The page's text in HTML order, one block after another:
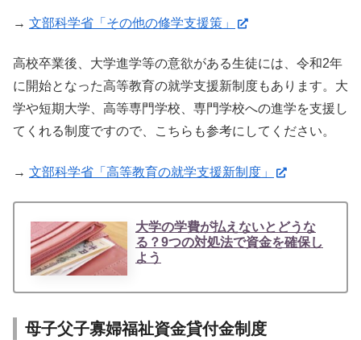
→ 文部科学省「その他の修学支援策」
高校卒業後、大学進学等の意欲がある生徒には、令和2年
に開始となった高等教育の就学支援新制度もあります。大
学や短期大学、高等専門学校、専門学校への進学を支援し
てくれる制度ですので、こちらも参考にしてください。
→ 文部科学省「高等教育の就学支援新制度」
大学の学費が払えないとどうな
る？9つの対処法で資金を確保し
よう
母子父子寡婦福祉資金貸付金制度